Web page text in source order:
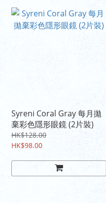
Syreni Coral Gray 每月拋
棄彩色隱形眼鏡 (2片裝)
HK$128.00
HK$98.00